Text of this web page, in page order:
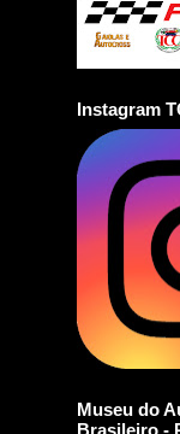
Instagram
Museu do
Brasileiro -